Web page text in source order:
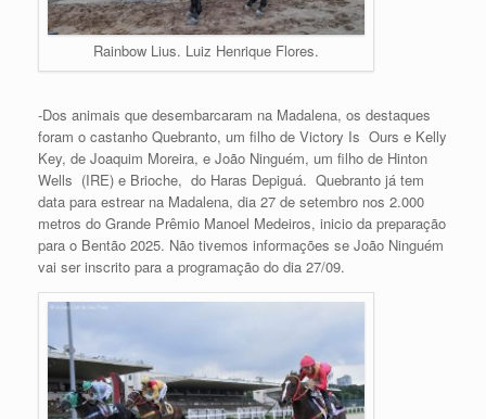
Rainbow Lius. Luiz Henrique Flores.
-Dos animais que desembarcaram na Madalena, os destaques
foram o castanho Quebranto, um filho de Victory Is Ours e Kelly
Key, de Joaquim Moreira, e João Ninguém, um filho de Hinton
Wells (IRE) e Brioche, do Haras Depiguá. Quebranto já tem
data para estrear na Madalena, dia 27 de setembro nos 2.000
metros do Grande Prêmio Manoel Medeiros, inicio da preparação
para o Bentão 2025. Não tivemos informações se João Ninguém
vai ser inscrito para a programação do dia 27/09.